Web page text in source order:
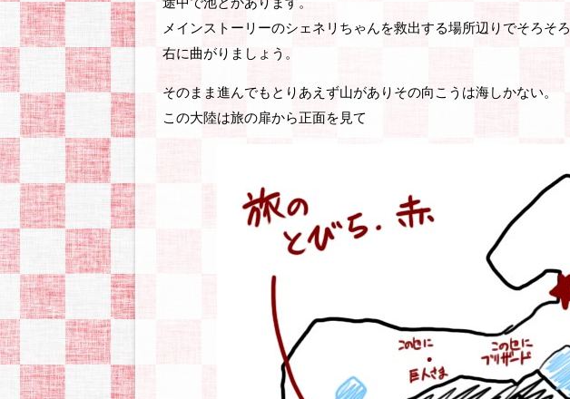
メインストーリーのシェネリちゃんを救出する場所辺りでそろそろ
右に曲がりましょう。
そのまま進んでもとりあえず山がありその向こうは海しかない。
この大陸は旅の扉から正面を見て